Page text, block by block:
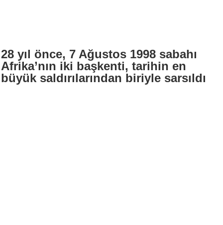
28 yıl önce, 7 Ağustos 1998 sabahı
Afrika’nın iki başkenti, tarihin en
büyük saldırılarından biriyle sarsıldı